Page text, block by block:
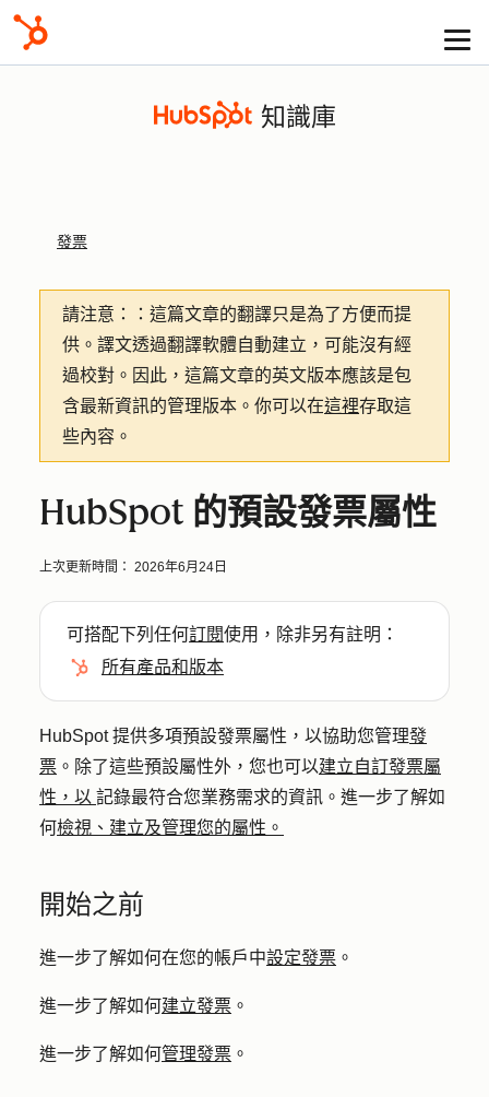
知識庫
發票
請注意：
：這篇文章的翻譯只是為了方便而提
供。譯文透過翻譯軟體自動建立，可能沒有經
過校對。因此，這篇文章的英文版本應該是包
含最新資訊的管理版本。你可以在這裡存取這
些內容。
HubSpot 的預設發票屬性
上次更新時間： 2026年6月24日
可搭配下列任何訂閱使用，除非另有註明：
所有產品和版本
HubSpot 提供多項預設發票屬性，以協助您管理發
票 。除了這些預設屬性外，您也可以建立自訂發票屬
性，以 記錄最符合您業務需求的資訊。進一步了解如
何檢視、建立及管理您的屬性。
開始之前
進一步了解如何在您的帳戶中設定發票 。
進一步了解如何建立發票 。
進一步了解如何管理發票 。